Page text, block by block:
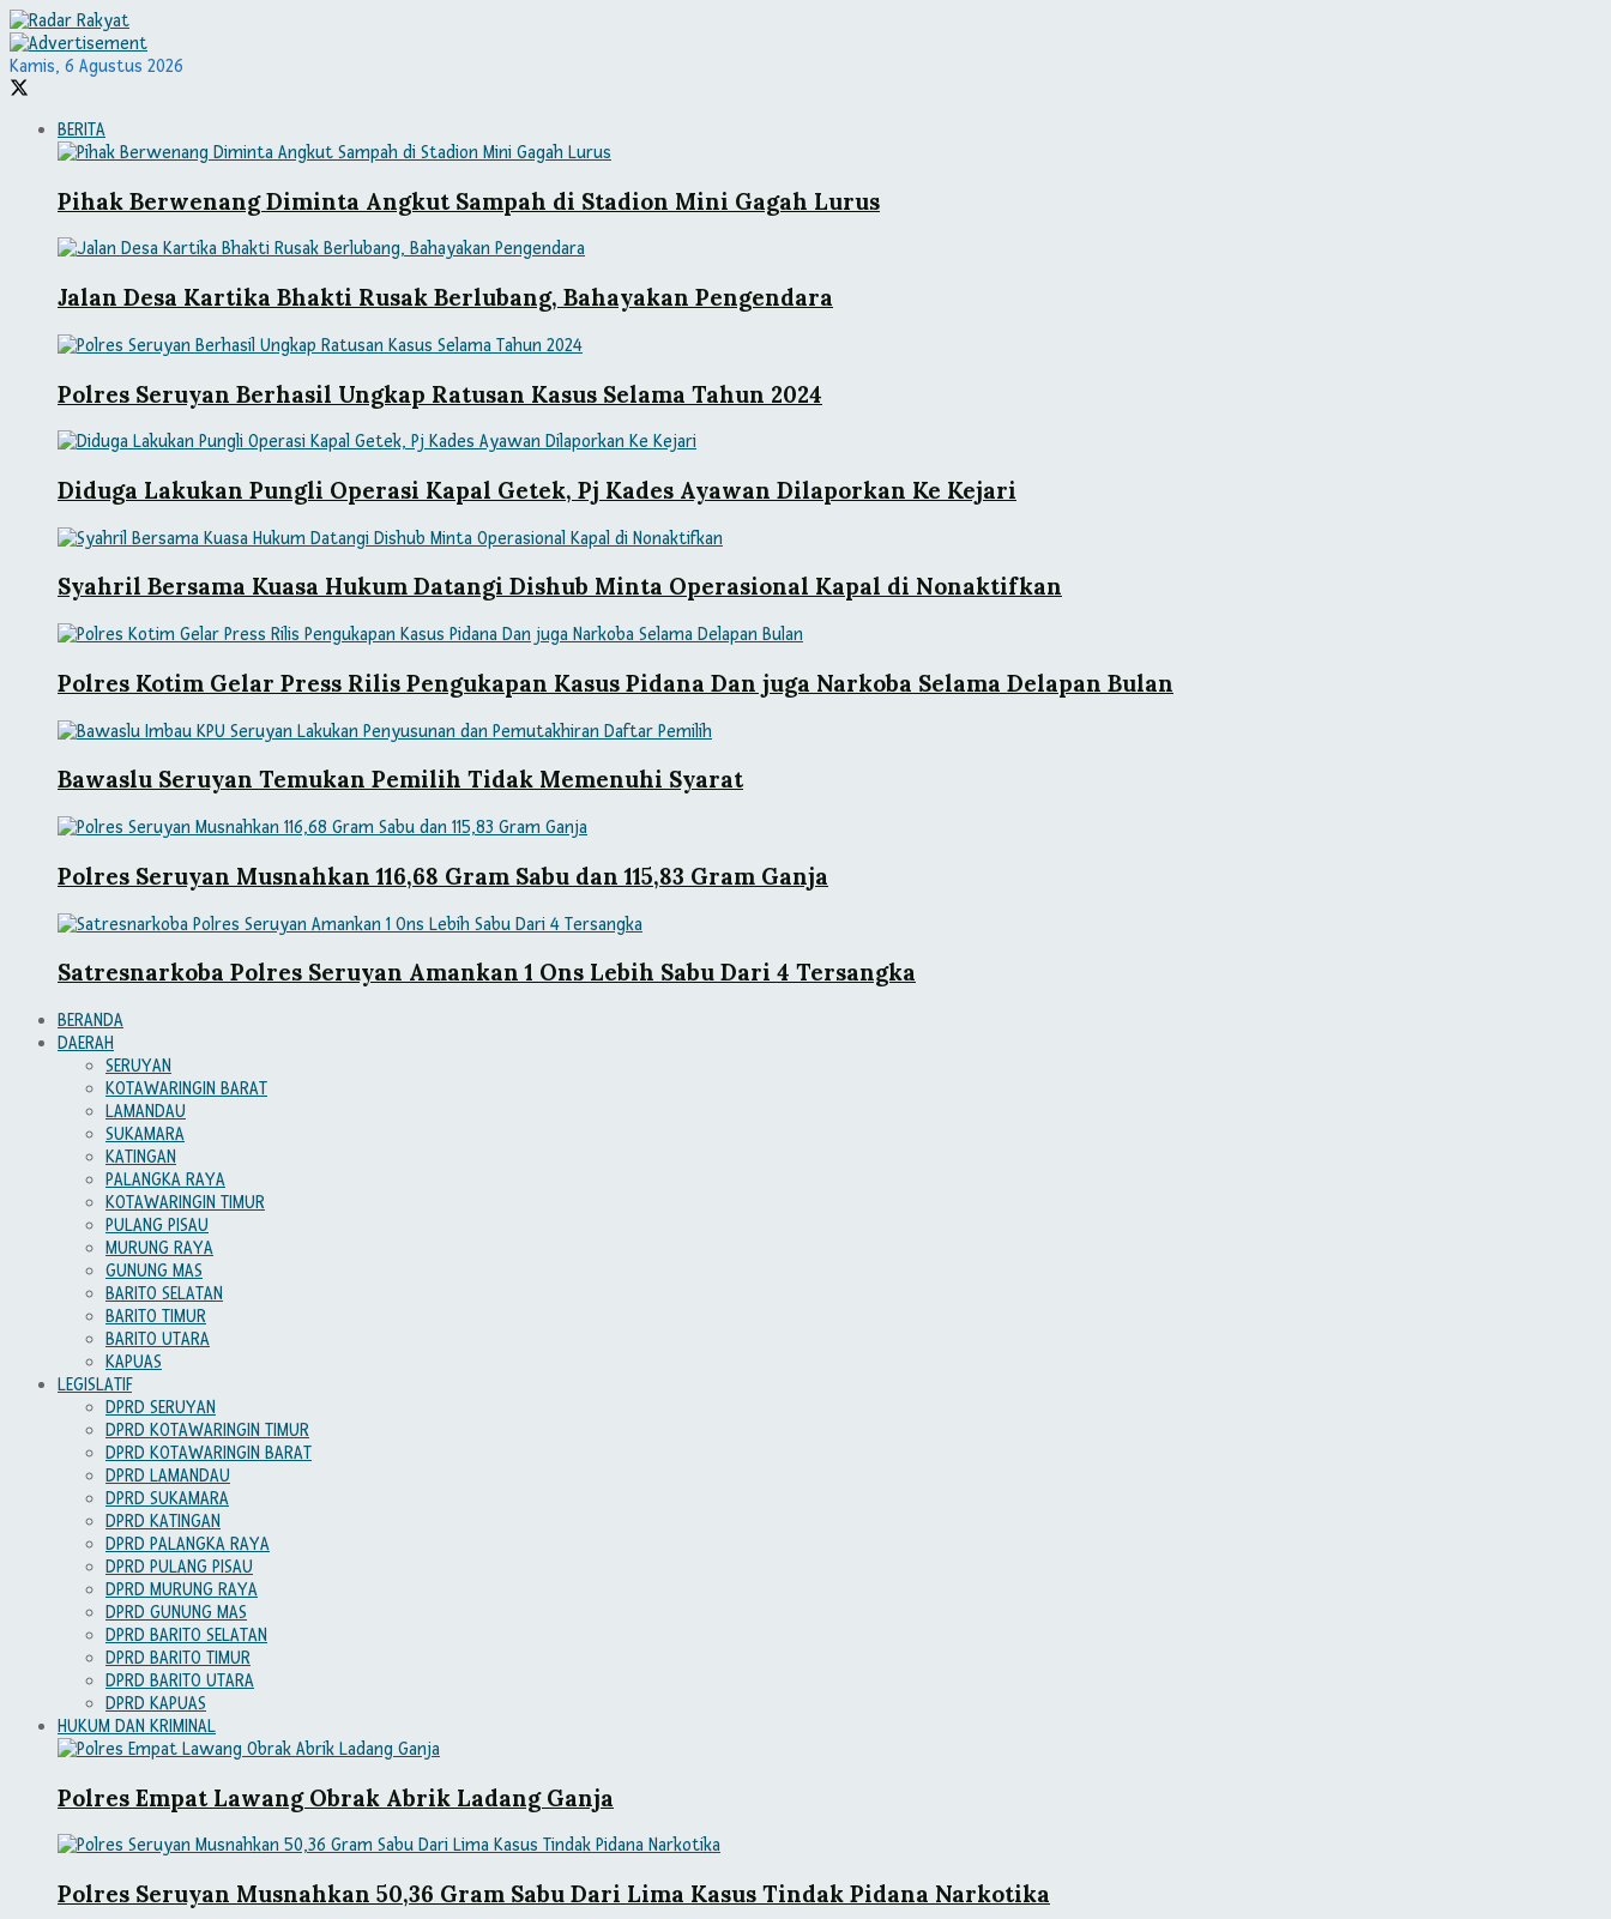
Kamis, 6 Agustus 2026
BERITA
Pihak Berwenang Diminta Angkut Sampah di Stadion Mini Gagah Lurus
Jalan Desa Kartika Bhakti Rusak Berlubang, Bahayakan Pengendara
Polres Seruyan Berhasil Ungkap Ratusan Kasus Selama Tahun 2024
Diduga Lakukan Pungli Operasi Kapal Getek, Pj Kades Ayawan Dilaporkan Ke Kejari
Syahril Bersama Kuasa Hukum Datangi Dishub Minta Operasional Kapal di Nonaktifkan
Polres Kotim Gelar Press Rilis Pengukapan Kasus Pidana Dan juga Narkoba Selama Delapan Bulan
Bawaslu Seruyan Temukan Pemilih Tidak Memenuhi Syarat
Polres Seruyan Musnahkan 116,68 Gram Sabu dan 115,83 Gram Ganja
Satresnarkoba Polres Seruyan Amankan 1 Ons Lebih Sabu Dari 4 Tersangka
BERANDA
DAERAH
SERUYAN
KOTAWARINGIN BARAT
LAMANDAU
SUKAMARA
KATINGAN
PALANGKA RAYA
KOTAWARINGIN TIMUR
PULANG PISAU
MURUNG RAYA
GUNUNG MAS
BARITO SELATAN
BARITO TIMUR
BARITO UTARA
KAPUAS
LEGISLATIF
DPRD SERUYAN
DPRD KOTAWARINGIN TIMUR
DPRD KOTAWARINGIN BARAT
DPRD LAMANDAU
DPRD SUKAMARA
DPRD KATINGAN
DPRD PALANGKA RAYA
DPRD PULANG PISAU
DPRD MURUNG RAYA
DPRD GUNUNG MAS
DPRD BARITO SELATAN
DPRD BARITO TIMUR
DPRD BARITO UTARA
DPRD KAPUAS
HUKUM DAN KRIMINAL
Polres Empat Lawang Obrak Abrik Ladang Ganja
Polres Seruyan Musnahkan 50,36 Gram Sabu Dari Lima Kasus Tindak Pidana Narkotika